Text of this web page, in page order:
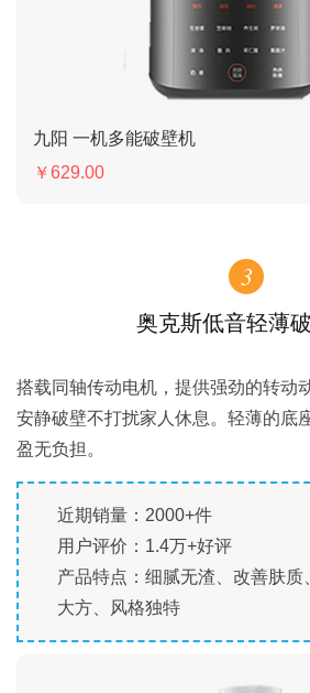
九阳 一机多能破壁机
￥629.00
3
奥克斯低音轻薄
搭载同轴传动电机，提供强劲的转动
安静破壁不打扰家人休息。轻薄的底
盈无负担。
近期销量：2000+件
用户评价：1.4万+好评
产品特点：细腻无渣、改善肤质
大方、风格独特